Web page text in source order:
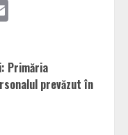
Primăria
prevăzut în